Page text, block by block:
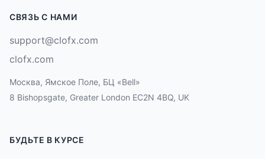
СВЯЗЬ С НАМИ
support@clofx.com
clofx.com
Москва, Ямское Поле, БЦ «Bell»
8 Bishopsgate, Greater London EC2N 4BQ, UK
БУДЬТЕ В КУРСЕ